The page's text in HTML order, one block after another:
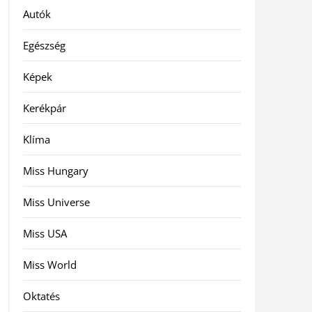
Autók
Egészség
Képek
Kerékpár
Klíma
Miss Hungary
Miss Universe
Miss USA
Miss World
Oktatés